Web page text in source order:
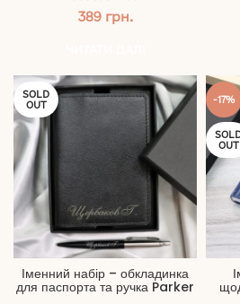
389 грн.
SOLD
OUT
Іменний набір – обкладинка
для паспорта та ручка Parker
-17%
OUT